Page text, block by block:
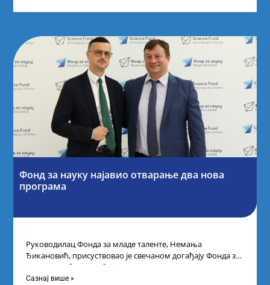
Фонд за науку најавио отварање два нова
програма
Руководилац Фонда за младе таленте, Немања
Ђикановић, присуствовао је свечаном догађају Фонда за
науку Републике Србије одржаном у Научно-
технолошком парку
Сазнај више »